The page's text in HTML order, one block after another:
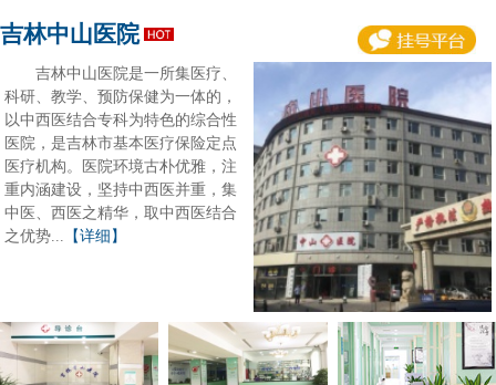
吉林中山医院
吉林中山医院是一所集医疗、
科研、教学、预防保健为一体的，
以中西医结合专科为特色的综合性
医院，是吉林市基本医疗保险定点
医疗机构。医院环境古朴优雅，注
重内涵建设，坚持中西医并重，集
中医、西医之精华，取中西医结合
之优势... 【详细】